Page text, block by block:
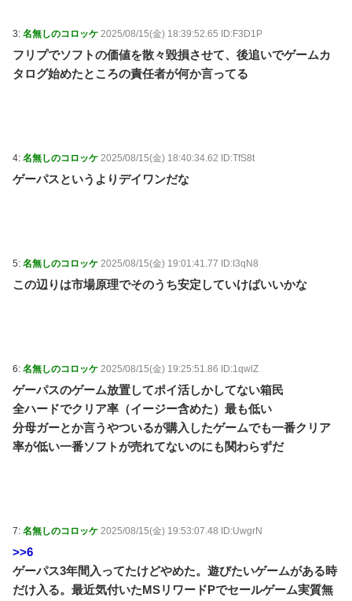
3: 名無しのコロッケ 2025/08/15(金) 18:39:52.65 ID:F3D1P
フリプでソフトの価値を散々毀損させて、後追いでゲームカ
タログ始めたところの責任者が何か言ってる
4: 名無しのコロッケ 2025/08/15(金) 18:40:34.62 ID:TfS8t
ゲーパスというよりデイワンだな
5: 名無しのコロッケ 2025/08/15(金) 19:01:41.77 ID:I3qN8
この辺りは市場原理でそのうち安定していけばいいかな
6: 名無しのコロッケ 2025/08/15(金) 19:25:51.86 ID:1qwlZ
ゲーパスのゲーム放置してポイ活しかしてない箱民
全ハードでクリア率（イージー含めた）最も低い
分母ガーとか言うやついるが購入したゲームでも一番クリア
率が低い一番ソフトが売れてないのにも関わらずだ
7: 名無しのコロッケ 2025/08/15(金) 19:53:07.48 ID:UwgrN
>>6
ゲーパス3年間入ってたけどやめた。遊びたいゲームがある時
だけ入る。最近気付いたMSリワードPでセールゲーム実質無